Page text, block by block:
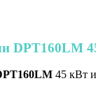
DPT160LM
45 кВт